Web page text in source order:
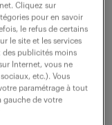
coordination
exécution des
Cliquez sur
pour en savoir
le refus de certains
le site et les services
des publicités moins
Internet, vous ne
etc.). Vous
paramétrage à tout
gauche de votre